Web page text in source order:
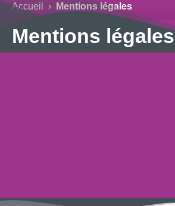
Accueil › Mentions légales
Mentions légales